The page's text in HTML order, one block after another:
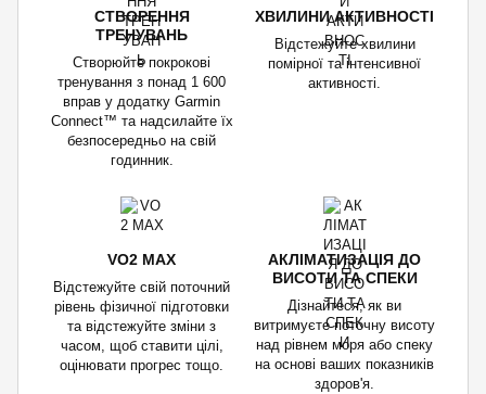
СТВОРЕННЯ
ТРЕНУВАНЬ
Створюйте покрокові
тренування з понад 1 600
вправ у додатку Garmin
Connect™ та надсилайте їх
безпосередньо на свій
годинник.
ХВИЛИНИ АКТИВНОСТІ
Відстежуйте хвилини
помірної та інтенсивної
активності.
VO2 MAX
Відстежуйте свій поточний
рівень фізичної підготовки
та відстежуйте зміни з
часом, щоб ставити цілі,
оцінювати прогрес тощо.
АКЛІМАТИЗАЦІЯ ДО
ВИСОТИ ТА СПЕКИ
Дізнайтеся, як ви
витримуєте поточну висоту
над рівнем моря або спеку
на основі ваших показників
здоров'я.